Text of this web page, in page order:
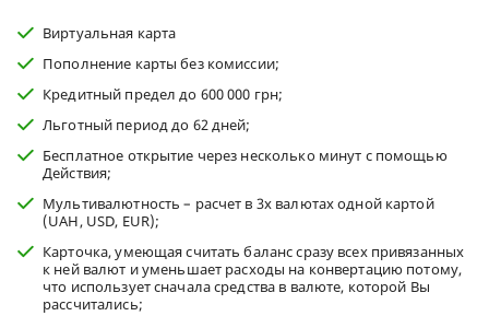
Виртуальная карта
Пополнение карты без комиссии;
Кредитный предел до 600 000 грн;
Льготный период до 62 дней;
Бесплатное открытие через несколько минут с помощью
Действия;
Мультивалютность – расчет в 3х валютах одной картой
(UAH, USD, EUR);
Карточка, умеющая считать баланс сразу всех привязанных
к ней валют и уменьшает расходы на конвертацию потому,
что использует сначала средства в валюте, которой Вы
рассчитались;